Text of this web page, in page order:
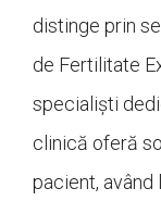
distinge prin
de Fertilitate
specialiști
clinică oferă
pacient,